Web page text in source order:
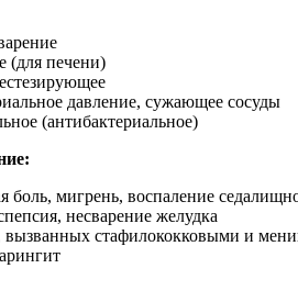
(для печени)
давление, сужающее сосуды
(антибактериальное)
боль, мигрень, воспаление
несварение желудка
стафилококковыми и